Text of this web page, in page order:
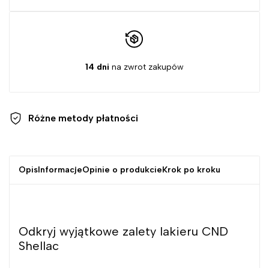
14 dni na zwrot zakupów
Różne metody płatności
OpisInformacjeOpinie o produkcieKrok po kroku
Odkryj wyjątkowe zalety lakieru CND
Shellac